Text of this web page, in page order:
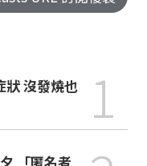
1
「匿名者